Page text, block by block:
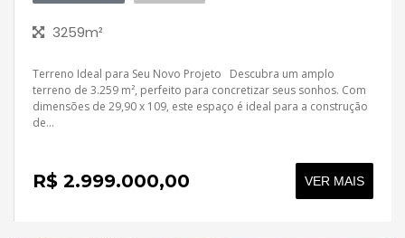
3259m²
Terreno Ideal para Seu Novo Projeto Descubra um amplo
terreno de 3.259 m², perfeito para concretizar seus sonhos. Com
dimensões de 29,90 x 109, este espaço é ideal para a construção
de...
R$ 2.999.000,00 VER MAIS